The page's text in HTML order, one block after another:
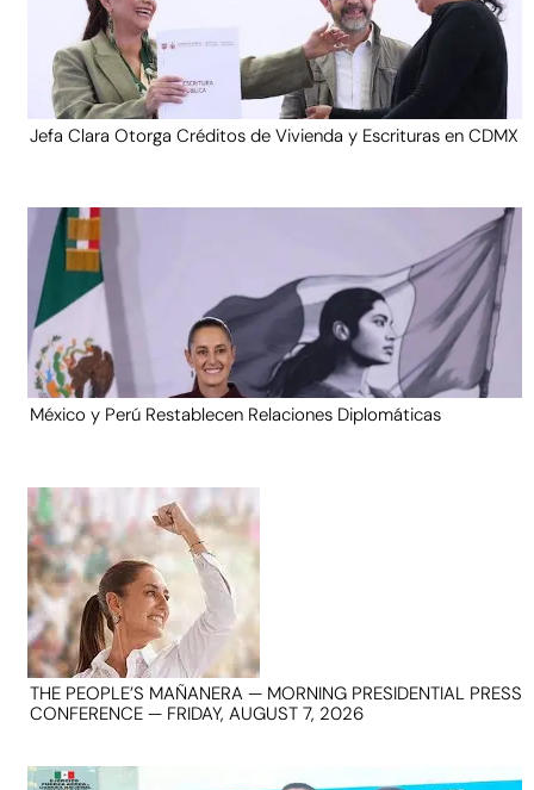
Jefa Clara Otorga Créditos de Vivienda y Escrituras en CDMX
México y Perú Restablecen Relaciones Diplomáticas
THE PEOPLE’S MAÑANERA — MORNING PRESIDENTIAL PRESS
CONFERENCE — FRIDAY, AUGUST 7, 2026